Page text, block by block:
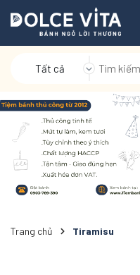
Tất cả
Trang chủ Tiramisu